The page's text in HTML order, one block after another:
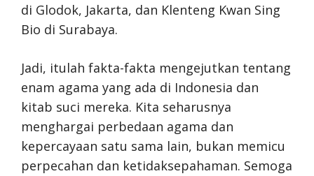
di Glodok, Jakarta, dan Klenteng Kwan Sing
Bio di Surabaya.
Jadi, itulah fakta-fakta mengejutkan tentang
enam agama yang ada di Indonesia dan
kitab suci mereka. Kita seharusnya
menghargai perbedaan agama dan
kepercayaan satu sama lain, bukan memicu
perpecahan dan ketidaksepahaman. Semoga